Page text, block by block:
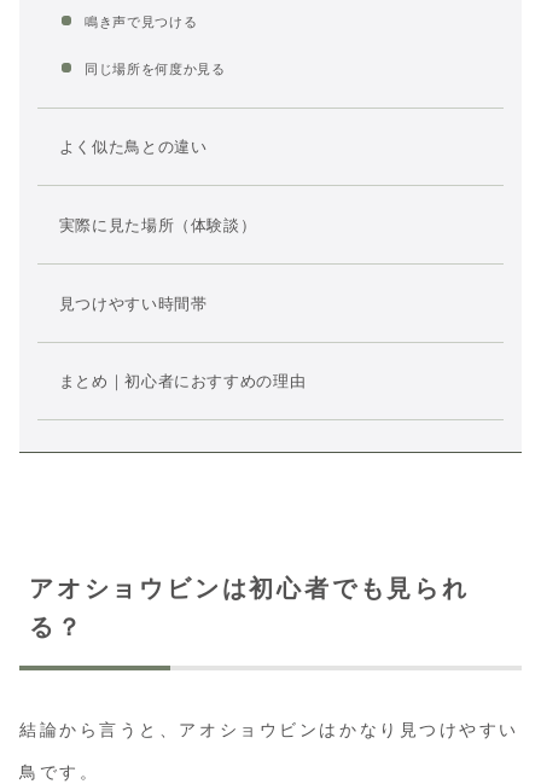
鳴き声で見つける
同じ場所を何度か見る
よく似た鳥との違い
実際に見た場所（体験談）
見つけやすい時間帯
まとめ｜初心者におすすめの理由
アオショウビンは初心者でも見られ
る？
結論から言うと、アオショウビンはかなり見つけやすい
鳥です。